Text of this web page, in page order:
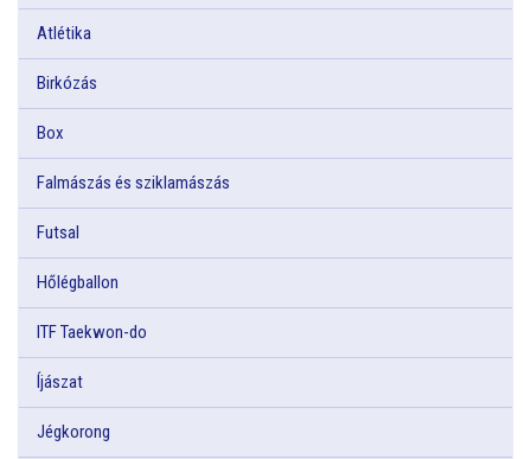
Atlétika
Birkózás
Box
Falmászás és sziklamászás
Futsal
Hőlégballon
ITF Taekwon-do
Íjászat
Jégkorong